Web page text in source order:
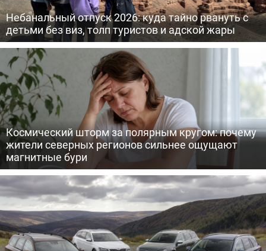
Небанальный отпуск 2026: куда тайно рвануть с
детьми без виз, толп туристов и адской жары
Космический шторм за полярным кругом: почему
жители северных регионов сильнее ощущают
магнитные бури